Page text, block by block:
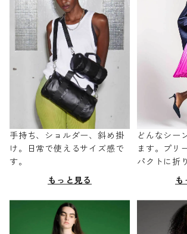
手持ち、ショルダー、斜め掛
け。日常で使えるサイズ感で
す。
もっと見る
どんなシー
ます。プリ
パクトに折
も